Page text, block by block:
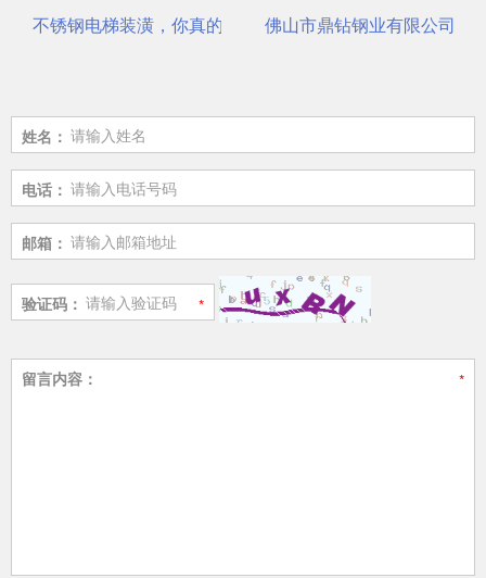
不锈钢电梯装潢，你真的选对了吗？佛山市鼎钻钢业有限公司，
姓名：
电话：
邮箱：
验证码：
留言内容：